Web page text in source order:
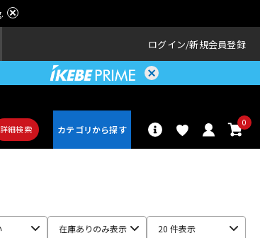
ログイン 新規会員登録
詳細検索
0
在庫ありのみ表示 20 件表示